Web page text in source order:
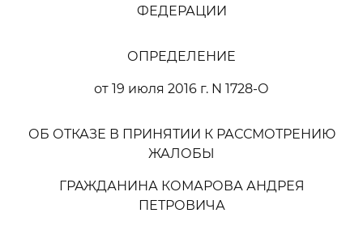
ФЕДЕРАЦИИ
ОПРЕДЕЛЕНИЕ
от 19 июля 2016 г. N 1728-О
ОБ ОТКАЗЕ В ПРИНЯТИИ К РАССМОТРЕНИЮ
ЖАЛОБЫ
ГРАЖДАНИНА КОМАРОВА АНДРЕЯ
ПЕТРОВИЧА